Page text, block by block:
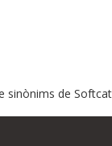
sinònims de